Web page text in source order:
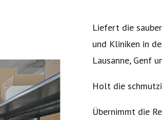
Liefert die
und Kliniken in
Lausanne, Genf
Holt die
Übernimmt die